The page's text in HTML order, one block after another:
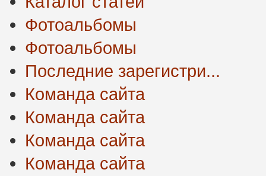
Фотоальбомы
Фотоальбомы
Последние зарегистри...
Команда сайта
Команда сайта
Команда сайта
Команда сайта